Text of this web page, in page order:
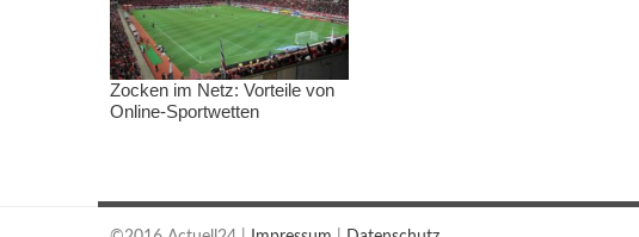
Zocken im Netz: Vorteile von
Online-Sportwetten